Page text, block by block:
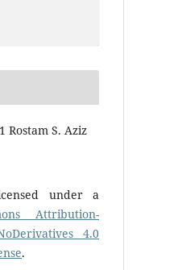
Rostam S. Aziz
under a
Attribution-
4.0
.